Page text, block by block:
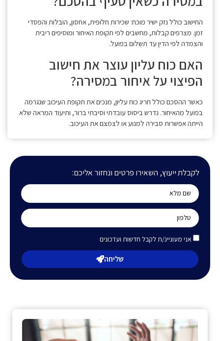
לקבלת ייעוץ, השאירו פרטים ונחזור אליכם:
אני מעוניינ/ת לקבל חדשות ועדכונים
שליחה
החישוב כולל נזק ישיר מוכח: שכירות חלופית, אחסון, הובלות והפסדי
זמן. מצרפים קבלות, מחשבים לפי תקופת האיחור ומוסיפים ריבית
והצמדה לפי הדין עד תשלום בפועל.
האם כוח עליון עוצר את חישוב
הפיצוי על איחור במסירה?
כאשר ההסכם כולל חריג כוח עליון, מנכים את תקופת העיכוב שנגרמה
בפועל מהאיחור. נדרש ביסוס עובדתי וסיבתי ברור, ותיעוד המראה שלא
הייתה אפשרות סבירה למנוע או לצמצם את העיכוב.